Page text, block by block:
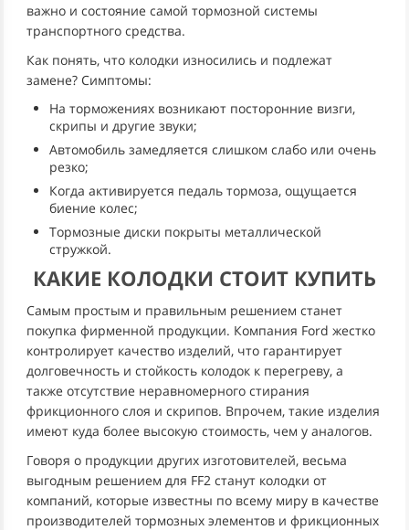
важно и состояние самой тормозной системы
транспортного средства.
Как понять, что колодки износились и подлежат
замене? Симптомы:
На торможениях возникают посторонние визги,
скрипы и другие звуки;
Автомобиль замедляется слишком слабо или очень
резко;
Когда активируется педаль тормоза, ощущается
биение колес;
Тормозные диски покрыты металлической
стружкой.
КАКИЕ КОЛОДКИ СТОИТ КУПИТЬ
Самым простым и правильным решением станет
покупка фирменной продукции. Компания Ford жестко
контролирует качество изделий, что гарантирует
долговечность и стойкость колодок к перегреву, а
также отсутствие неравномерного стирания
фрикционного слоя и скрипов. Впрочем, такие изделия
имеют куда более высокую стоимость, чем у аналогов.
Говоря о продукции других изготовителей, весьма
выгодным решением для FF2 станут колодки от
компаний, которые известны по всему миру в качестве
производителей тормозных элементов и фрикционных